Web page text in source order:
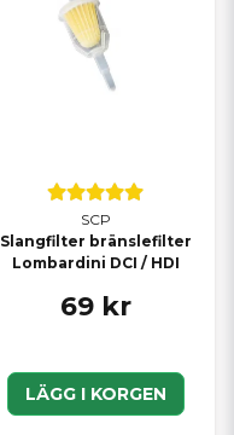
SCP
Slangfilter bränslefilter
Lombardini DCI / HDI
69 kr
LÄGG I KORGEN